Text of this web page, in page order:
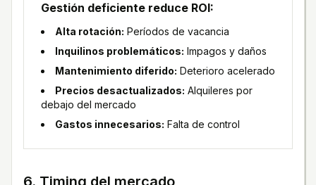
Gestión deficiente reduce ROI:
Alta rotación: Períodos de vacancia
Inquilinos problemáticos: Impagos y daños
Mantenimiento diferido: Deterioro acelerado
Precios desactualizados: Alquileres por
debajo del mercado
Gastos innecesarios: Falta de control
6. Timing del mercado